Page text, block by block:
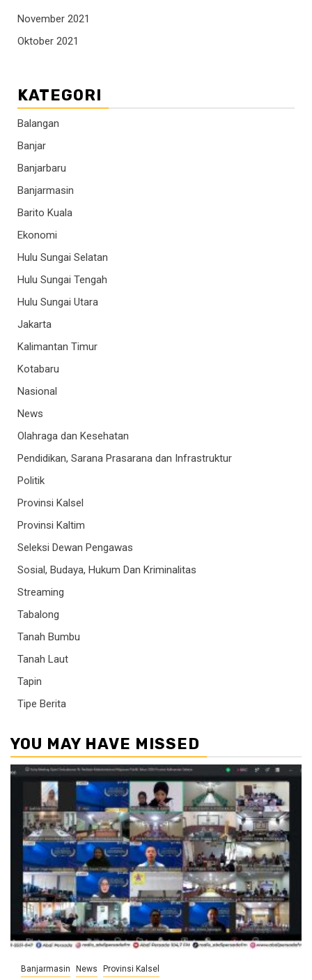
November 2021
Oktober 2021
KATEGORI
Balangan
Banjar
Banjarbaru
Banjarmasin
Barito Kuala
Ekonomi
Hulu Sungai Selatan
Hulu Sungai Tengah
Hulu Sungai Utara
Jakarta
Kalimantan Timur
Kotabaru
Nasional
News
Olahraga dan Kesehatan
Pendidikan, Sarana Prasarana dan Infrastruktur
Politik
Provinsi Kalsel
Provinsi Kaltim
Seleksi Dewan Pengawas
Sosial, Budaya, Hukum Dan Kriminalitas
Streaming
Tabalong
Tanah Bumbu
Tanah Laut
Tapin
Tipe Berita
YOU MAY HAVE MISSED
Banjarmasin News Provinsi Kalsel